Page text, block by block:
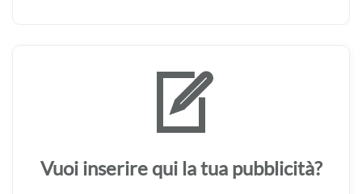
Vuoi inserire qui la tua pubblicità?